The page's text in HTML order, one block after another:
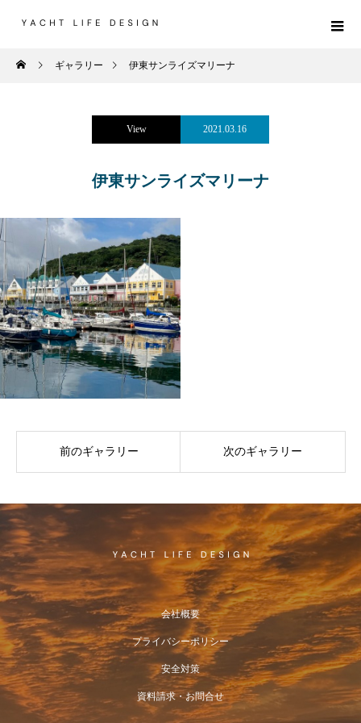
ギャラリー 伊東サンライズマリーナ
View 2021.03.16
伊東サンライズマリーナ
前のギャラリー 次のギャラリー
会社概要
プライバシーポリシー
安全対策
資料請求・お問合せ